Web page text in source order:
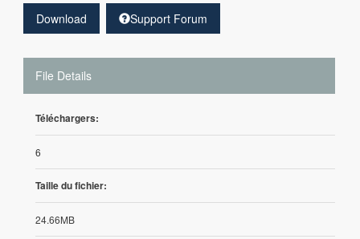
Download Support Forum
File Details
Téléchargers:
6
Taille du fichier:
24.66MB